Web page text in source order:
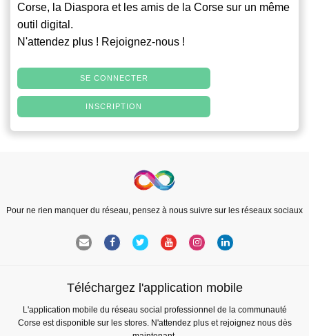
Corse, la Diaspora et les amis de la Corse sur un même
outil digital.
N'attendez plus ! Rejoignez-nous !
SE CONNECTER
INSCRIPTION
Pour ne rien manquer du réseau, pensez à nous suivre sur les réseaux sociaux
Téléchargez l'application mobile
L'application mobile du réseau social professionnel de la communauté
Corse est disponible sur les stores. N'attendez plus et rejoignez nous dès